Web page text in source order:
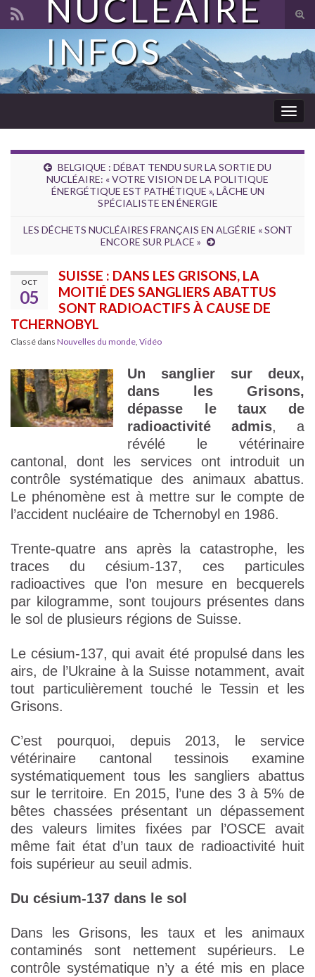
Search for:
NUCLÉAIRE
INFOS
BELGIQUE : DÉBAT TENDU SUR LA SORTIE DU
NUCLÉAIRE: « VOTRE VISION DE LA POLITIQUE
ÉNERGÉTIQUE EST PATHÉTIQUE », LÂCHE UN
SPÉCIALISTE EN ÉNERGIE
LES DÉCHETS NUCLÉAIRES FRANÇAIS EN ALGÉRIE « SONT
ENCORE SUR PLACE »
OCT
05
SUISSE : DANS LES GRISONS, LA
MOITIÉ DES SANGLIERS ABATTUS
SONT RADIOACTIFS À CAUSE DE
TCHERNOBYL
Classé dans Nouvelles du monde, Vidéo
Un sanglier sur deux,
dans les Grisons,
dépasse le taux de
radioactivité admis, a
révélé le vétérinaire
cantonal, dont les services ont introduit un
contrôle systématique des animaux abattus.
Le phénomène est à mettre sur le compte de
l’accident nucléaire de Tchernobyl en 1986.
Trente-quatre ans après la catastrophe, les
traces du césium-137, ces particules
radioactives que l’on mesure en becquerels
par kilogramme, sont toujours présentes dans
le sol de plusieurs régions de Suisse.
Le césium-137, qui avait été propulsé dans les
airs, de l’Ukraine à la Suisse notamment, avait
tout particulièrement touché le Tessin et les
Grisons.
C’est pourquoi, depuis 2013, le service
vétérinaire cantonal tessinois examine
systématiquement tous les sangliers abattus
sur le territoire. En 2015, l’une des 3 à 5% de
bêtes chassées présentant un dépassement
des valeurs limites fixées par l’OSCE avait
même fait état d’un taux de radioactivité huit
fois supérieur au seuil admis.
Du césium-137 dans le sol
Dans les Grisons, les taux et les animaux
contaminés sont nettement supérieurs. Le
contrôle systématique n’y a été mis en place